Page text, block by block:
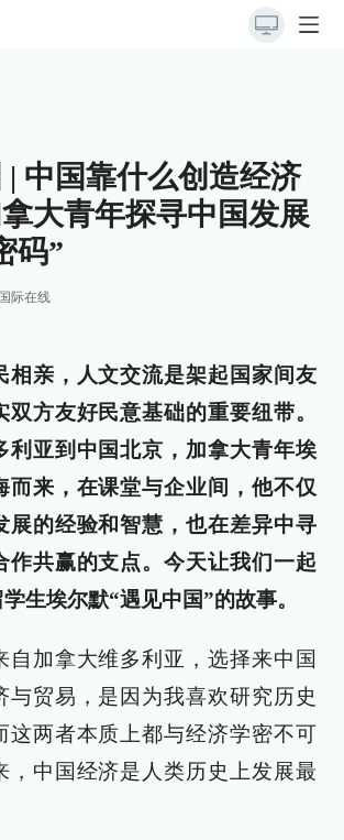
| 中国靠什么创造经济
大青年探寻中国发展
码”
际在线
相亲，人文交流是架起国家间友
双方友好民意基础的重要纽带。
利亚到中国北京，加拿大青年埃
而来，在课堂与企业间，他不仅
展的经验和智慧，也在差异中寻
作共赢的支点。今天让我们一起
生埃尔默“遇见中国”的故事。
自加拿大维多利亚，选择来中国
与贸易，是因为我喜欢研究历史
这两者本质上都与经济学密不可
，中国经济是人类历史上发展最